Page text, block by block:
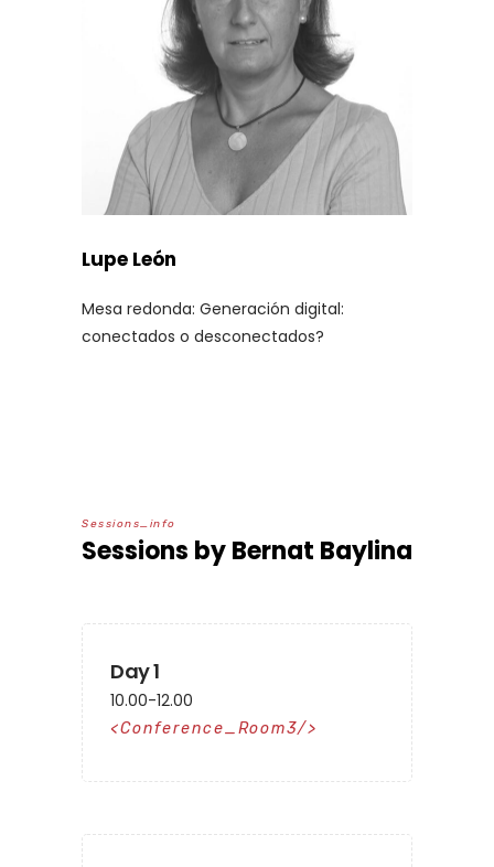
Lupe León
Mesa redonda: Generación digital:
conectados o desconectados?
Sessions_info
Sessions by Bernat Baylina
Day 1
10.00-12.00
Conference_Room3